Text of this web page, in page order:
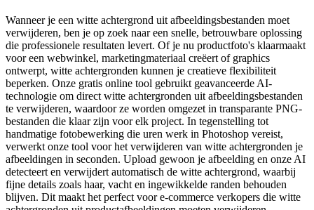
Wanneer je een witte achtergrond uit afbeeldingsbestanden moet
verwijderen, ben je op zoek naar een snelle, betrouwbare oplossing
die professionele resultaten levert. Of je nu productfoto's klaarmaakt
voor een webwinkel, marketingmateriaal creëert of graphics
ontwerpt, witte achtergronden kunnen je creatieve flexibiliteit
beperken. Onze gratis online tool gebruikt geavanceerde AI-
technologie om direct witte achtergronden uit afbeeldingsbestanden
te verwijderen, waardoor ze worden omgezet in transparante PNG-
bestanden die klaar zijn voor elk project. In tegenstelling tot
handmatige fotobewerking die uren werk in Photoshop vereist,
verwerkt onze tool voor het verwijderen van witte achtergronden je
afbeeldingen in seconden. Upload gewoon je afbeelding en onze AI
detecteert en verwijdert automatisch de witte achtergrond, waarbij
fijne details zoals haar, vacht en ingewikkelde randen behouden
blijven. Dit maakt het perfect voor e-commerce verkopers die witte